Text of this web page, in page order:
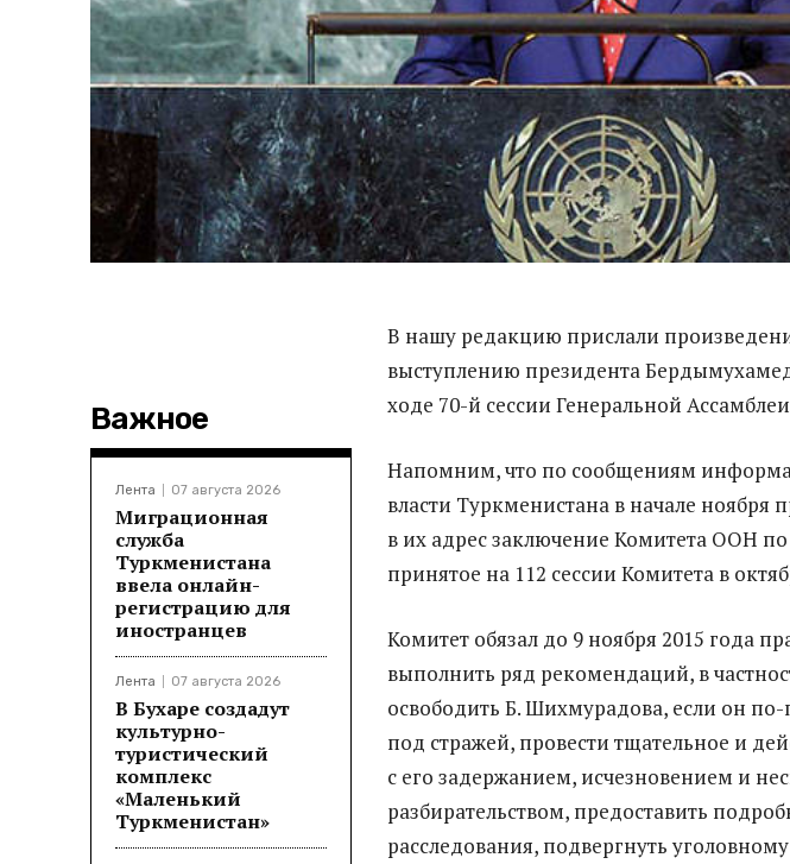
Важное
Лента 07 августа 2026
Миграционная
служба
Туркменистана
ввела онлайн-
регистрацию для
иностранцев
Лента 07 августа 2026
В Бухаре создадут
культурно-
туристический
комплекс
«Маленький
Туркменистан»
В нашу редакцию прислали
выступлению президента
ходе 70-й сессии Генеральной
Напомним, что по сообщениям
власти Туркменистана в начале ноября
в их адрес заключение Комитета ООН
принятое на 112 сессии Комитета в
Комитет обязал до 9 ноября 2015 года
выполнить ряд рекомендаций, в
освободить Б. Шихмурадова, если он
под стражей, провести тщательное и
с его задержанием, исчезновением и
разбирательством, предоставить
расследования, подвергнуть